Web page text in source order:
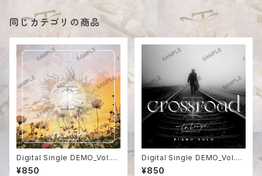
同じカテゴリの商品
Digital Single DEMO_Vol.3
【SUN】
¥850
Digital Single DEMO_Vol.2
【crossroad】
¥850